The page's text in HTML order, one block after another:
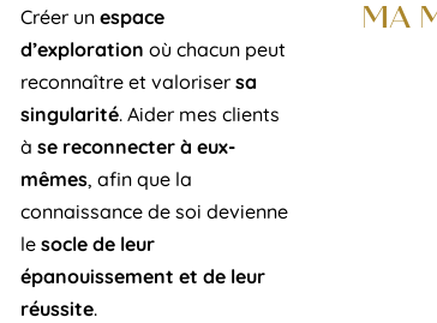
Créer un espace
d’exploration où chacun peut
reconnaître et valoriser sa
singularité. Aider mes clients
à se reconnecter à eux-
mêmes, afin que la
connaissance de soi devienne
le socle de leur
épanouissement et de leur
réussite.
MA